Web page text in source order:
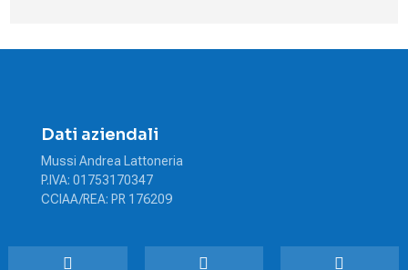
Dati aziendali
Mussi Andrea Lattoneria
P.IVA: 01753170347
CCIAA/REA: PR 176209
  